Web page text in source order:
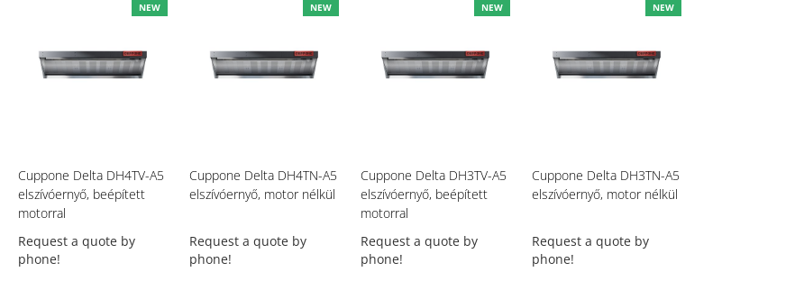
NEW
Cuppone Delta DH4TV-A5
elszívóernyő, beépített
motorral
Request a quote by
phone!
NEW
Cuppone Delta DH4TN-A5
elszívóernyő, motor nélkül
Request a quote by
phone!
NEW
Cuppone Delta DH3TV-A5
elszívóernyő, beépített
motorral
Request a quote by
phone!
NEW
Cuppone Delta DH3TN-A5
elszívóernyő, motor nélkül
Request a quote by
phone!